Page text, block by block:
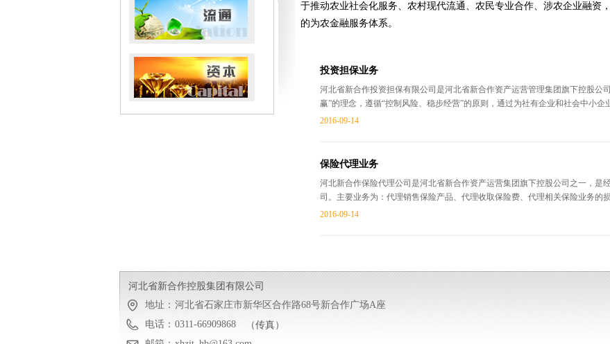
于推动农业社会化服务、农村现代流通、农民专业合作、涉农企业融资
的为农金融服务体系。
投资担保业务
河北省新合作投资担保有限公司是河北省新合作资产运营管理集团旗下控股公
赢”的理念，遵循“控制风险、稳步经营”的原则，通过为社有企业和社会中小
的创新。公司主要业务为：项目投资、贷款担保、贸易融资担保、信用证担保
2016-09-14
保险代理业务
河北新合作保险代理公司是河北省新合作资产运营集团旗下控股公司之一，是
司。主要业务为：代理销售保险产品、代理收取保险费、代理相关保险业务的
2016-09-14
地址： 河北省石家庄市新华区合作路68号新合作广场A座
电话： 0311-66909868
河北省新合作控股集团有限公司
（传真）